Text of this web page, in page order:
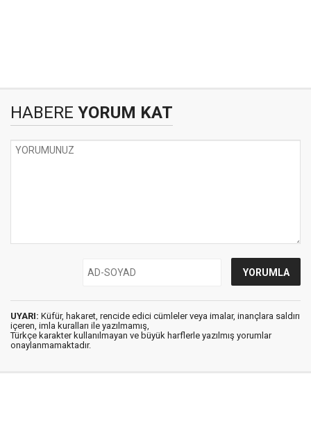
HABERE YORUM KAT
UYARI: Küfür, hakaret, rencide edici cümleler veya imalar, inançlara saldırı
içeren, imla kuralları ile yazılmamış,
Türkçe karakter kullanılmayan ve büyük harflerle yazılmış yorumlar
onaylanmamaktadır.